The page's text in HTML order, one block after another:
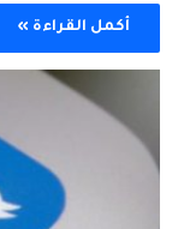
أكمل القراءة »